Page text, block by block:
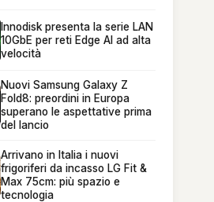
Innodisk presenta la serie LAN
10GbE per reti Edge AI ad alta
velocità
Nuovi Samsung Galaxy Z
Fold8: preordini in Europa
superano le aspettative prima
del lancio
Arrivano in Italia i nuovi
frigoriferi da incasso LG Fit &
Max 75cm: più spazio e
tecnologia